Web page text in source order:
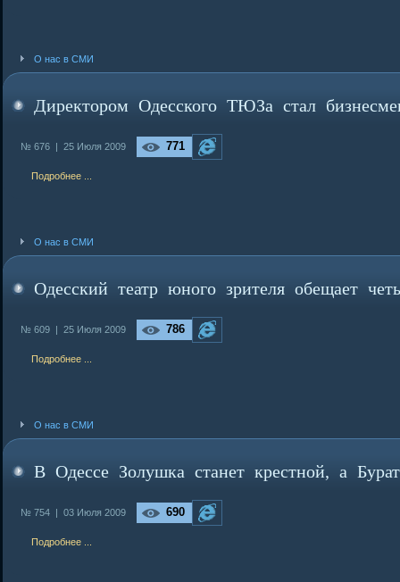
О нас в СМИ
Директором Одесского ТЮЗа стал
№ 676 | 25 Июля 2009 771
Подробнее ...
О нас в СМИ
Одесский театр юного зрителя обещает
№ 609 | 25 Июля 2009 786
Подробнее ...
О нас в СМИ
В Одессе Золушка станет крестной, а
№ 754 | 03 Июля 2009 690
Подробнее ...